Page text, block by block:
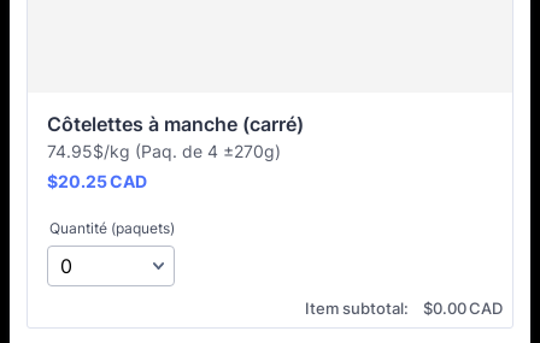
Côtelettes à manche (carré)
74.95$/kg (Paq. de 4 ±270g)
$20.25 CAD
$20.25CAD
Quantité (paquets)
Item subtotal: $0.00 CAD
$0.00CAD